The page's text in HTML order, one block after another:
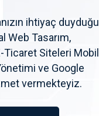
ihtiyaç duyduğu
Web Tasarım,
Ticaret Siteleri Mobil
ve Google
vermekteyiz.